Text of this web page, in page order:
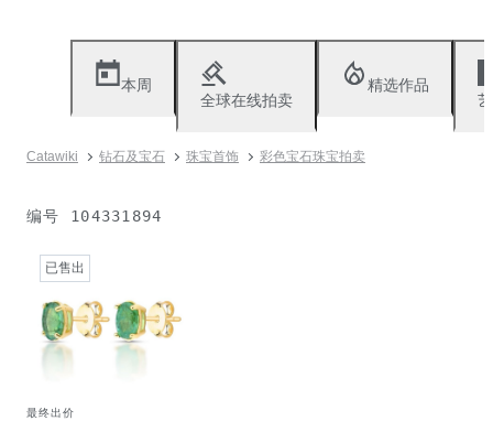
本周
全球在线拍卖
精选作品
Catawiki 钻石及宝石 珠宝首饰 彩色宝石珠宝拍卖
编号 104331894
已售出
最终出价